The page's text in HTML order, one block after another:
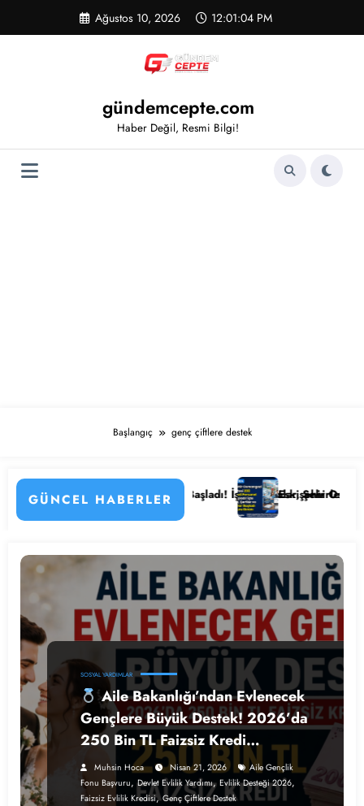
Ağustos 10, 2026 12:01:04 PM
gündemcepte.com
Haber Değil, Resmi Bilgi!
Başlangıç genç çiftlere destek
GÜNCEL HABERLER
Detayları
Hastanesi Personel Alımı Başladı! İşte Kadrolar, Şehirler ve
Eskişehir Osmangazi
SOSYAL YARDIMLAR
Aile Bakanlığı’ndan Evlenecek
Gençlere Büyük Destek! 2026’da
250 Bin TL Faizsiz Kredi
Verilecek
Muhsin Hoca Nisan 21, 2026
Aile Gençlik
Fonu Başvuru,Devlet Evlilik Yardımı, Evlilik Desteği 2026,
Faizsiz Evlilik Kredisi,Genç Çiftlere Destek